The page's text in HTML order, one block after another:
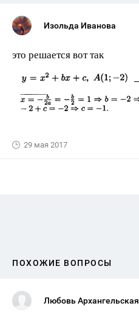
Изольда Иванова
это решается вот так
29 мая 2017
ПОХОЖИЕ ВОПРОСЫ
Любовь Архангельская